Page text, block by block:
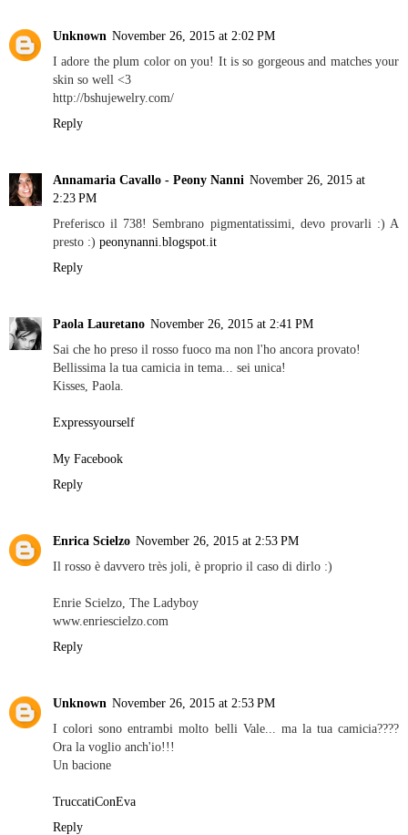
Unknown November 26, 2015 at 2:02 PM
I adore the plum color on you! It is so gorgeous and matches your
skin so well <3
http://bshujewelry.com/
Reply
Annamaria Cavallo - Peony Nanni November 26, 2015 at
2:23 PM
Preferisco il 738! Sembrano pigmentatissimi, devo provarli :) A
presto :) peonynanni.blogspot.it
Reply
Paola Lauretano November 26, 2015 at 2:41 PM
Sai che ho preso il rosso fuoco ma non l'ho ancora provato!
Bellissima la tua camicia in tema... sei unica!
Kisses, Paola.
Expressyourself
My Facebook
Reply
Enrica Scielzo November 26, 2015 at 2:53 PM
Il rosso è davvero très joli, è proprio il caso di dirlo :)
Enrie Scielzo, The Ladyboy
www.enriescielzo.com
Reply
Unknown November 26, 2015 at 2:53 PM
I colori sono entrambi molto belli Vale... ma la tua camicia????
Ora la voglio anch'io!!!
Un bacione
TruccatiConEva
Reply